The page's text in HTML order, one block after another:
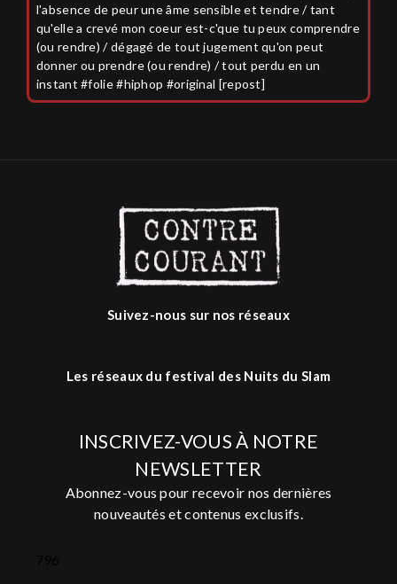
l'absence de peur une âme sensible et tendre / tant
qu'elle a crevé mon coeur est-c'que tu peux comprendre
(ou rendre) / dégagé de tout jugement qu'on peut
donner ou prendre (ou rendre) / tout perdu en un
instant #folie #hiphop #original [repost]
Suivez-nous sur nos réseaux
Les réseaux du festival des Nuits du Slam
INSCRIVEZ-VOUS À NOTRE
NEWSLETTER
Abonnez-vous pour recevoir nos dernières
nouveautés et contenus exclusifs.